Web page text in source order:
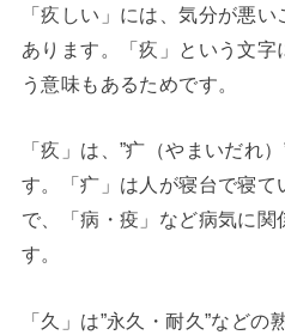
「疚しい」には、気分が悪
あります。「疚」という文
う意味もあるためです。
「疚」は、”疒（やまいだれ
す。「疒」は人が寝台で寝て
で、「病・疫」など病気に関
す。
「久」は”永久・耐久”などの